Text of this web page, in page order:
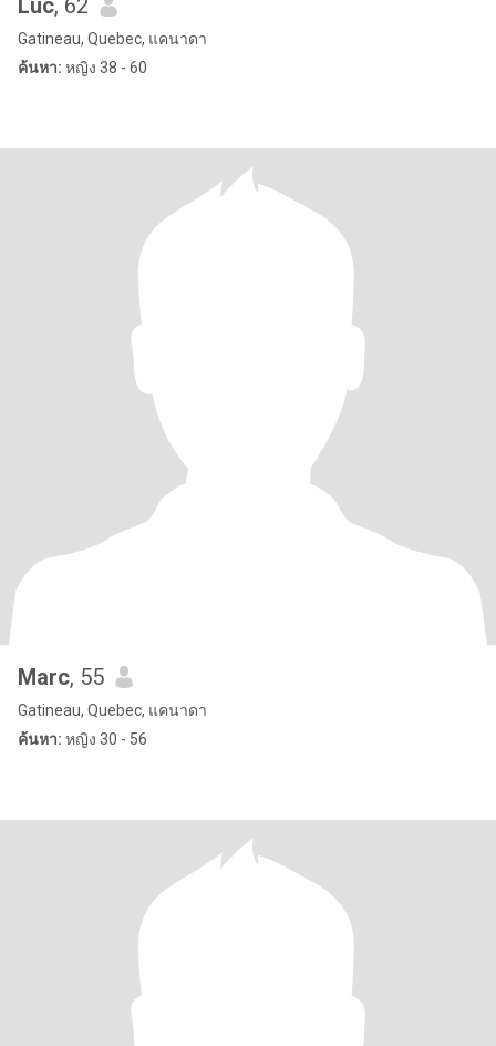
Luc, 62
Gatineau, Quebec, แคนาดา
ค้นหา: หญิง 38 - 60
Marc, 55
Gatineau, Quebec, แคนาดา
ค้นหา: หญิง 30 - 56